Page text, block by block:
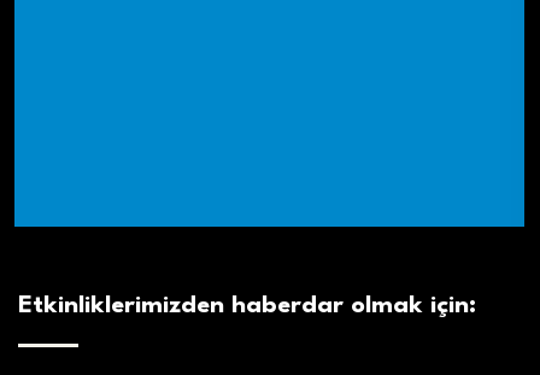
Etkinliklerimizden haberdar olmak için: